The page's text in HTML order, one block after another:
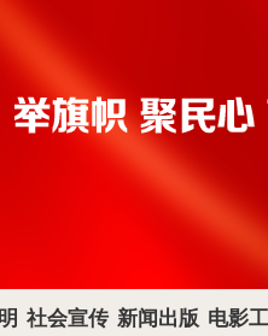
社会宣传 新闻出版 电影